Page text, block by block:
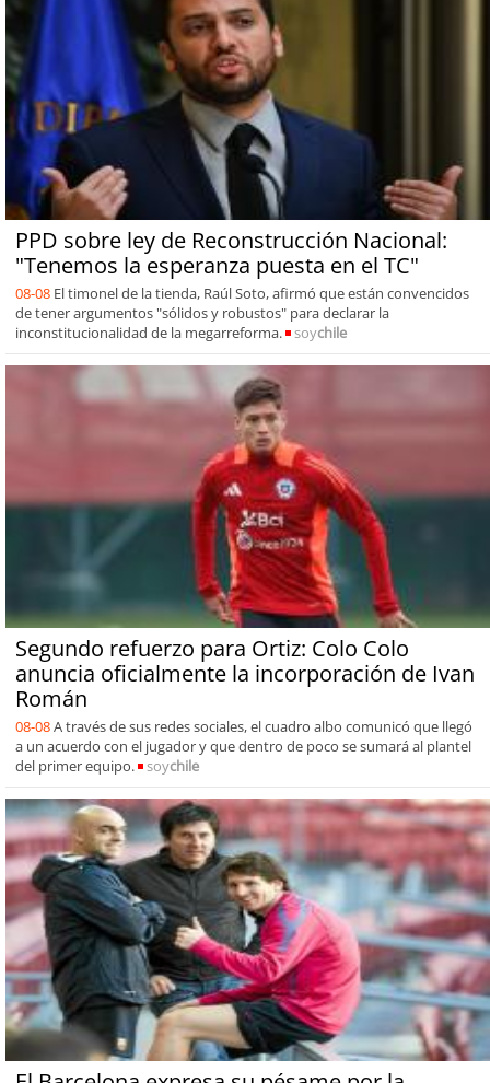
PPD sobre ley de Reconstrucción Nacional:
"Tenemos la esperanza puesta en el TC"
08-08 El timonel de la tienda, Raúl Soto, afirmó que están convencidos
de tener argumentos "sólidos y robustos" para declarar la
inconstitucionalidad de la megarreforma.
soychile
Segundo refuerzo para Ortiz: Colo Colo
anuncia oficialmente la incorporación de Ivan
Román
08-08A través de sus redes sociales, el cuadro albo comunicó que llegó
a un acuerdo con el jugador y que dentro de poco se sumará al plantel
del primer equipo.
soychile